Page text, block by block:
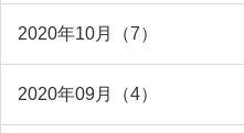
2020年10月（7）
2020年09月（4）